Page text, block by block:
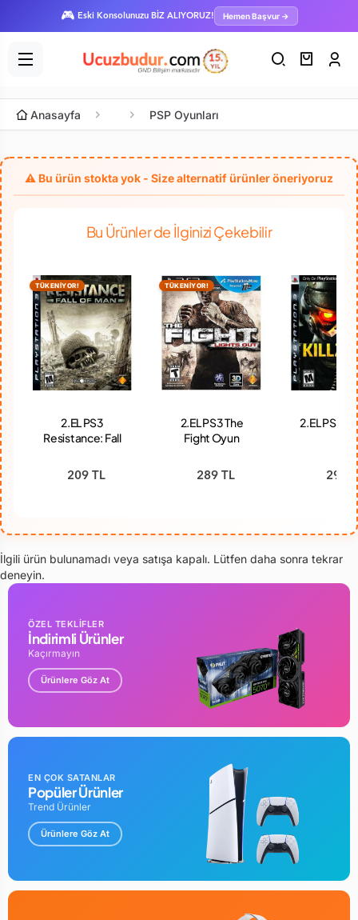
🎮 Eski Konsolunuzu BİZ ALIYORUZ! Hemen Başvur →
Anasayfa PSP Oyunları
Bu Ürünler de İlginizi Çekebilir
TÜKENİYOR!
2.EL PS3
Resistance: Fall
209 TL
TÜKENİYOR!
2.EL PS3 The
Fight Oyun
289 TL
2.EL PS3
294
İlgili ürün bulunamadı veya satışa kapalı. Lütfen daha sonra tekrar
deneyin.
ÖZEL TEKLİFLER
İndirimli Ürünler
Kaçırmayın
Ürünlere Göz At
EN ÇOK SATANLAR
Popüler Ürünler
Trend Ürünler
Ürünlere Göz At